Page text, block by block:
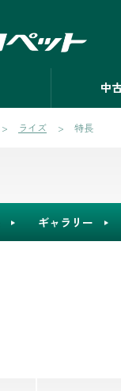
中
ライズ 特長
ギャラリー